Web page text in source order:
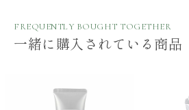
FREQUENTLY BOUGHT TOGETHER
一緒に購入されている商品